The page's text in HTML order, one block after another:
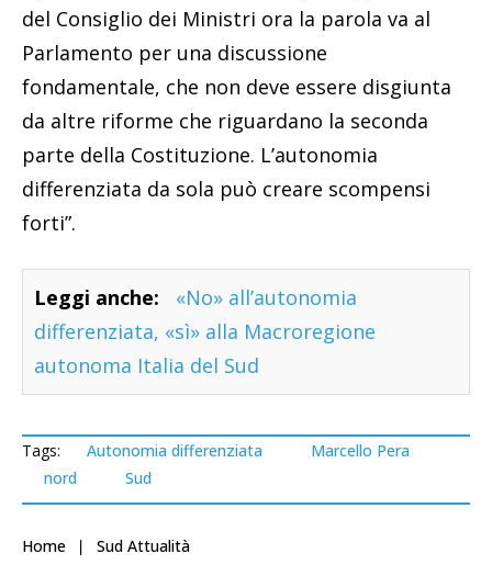
del Consiglio dei Ministri ora la parola va al
Parlamento per una discussione
fondamentale, che non deve essere disgiunta
da altre riforme che riguardano la seconda
parte della Costituzione. L’autonomia
differenziata da sola può creare scompensi
forti”.
Leggi anche:
«No» all’autonomia
differenziata, «sì» alla Macroregione
autonoma Italia del Sud
Tags: Autonomia differenziata
Marcello Pera
nord
Sud
Home Sud Attualità